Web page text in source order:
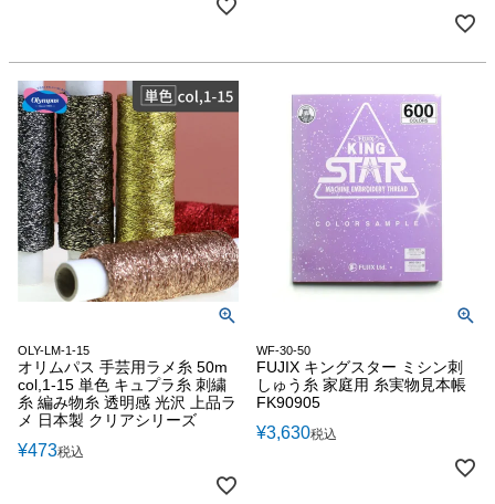
OLY-LM-1-15
オリムパス 手芸用ラメ糸 50m
col,1-15 単色 キュプラ糸 刺繍
糸 編み物糸 透明感 光沢 上品ラ
メ 日本製 クリアシリーズ
¥473税込
WF-30-50
FUJIX キングスター ミシン刺
しゅう糸 家庭用 糸実物見本帳
FK90905
¥3,630税込